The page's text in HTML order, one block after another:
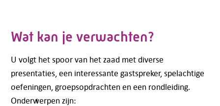
Wat kan je verwachten?
U volgt het spoor van het zaad met diverse
presentaties, een interessante gastspreker, spelachtige
oefeningen, groepsopdrachten en een rondleiding.
Onderwerpen zijn: